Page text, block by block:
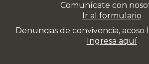
Comunícate con
Ir al formulario
Denuncias de convivencia, acoso
Ingresa aquí